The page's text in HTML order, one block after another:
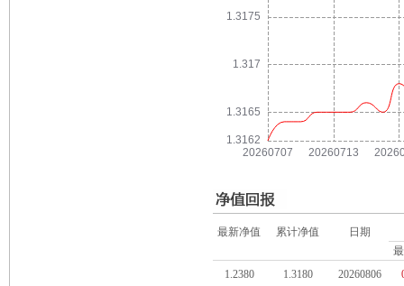
最新净值 累计净值
日期
1.2380
1.3180 20260806